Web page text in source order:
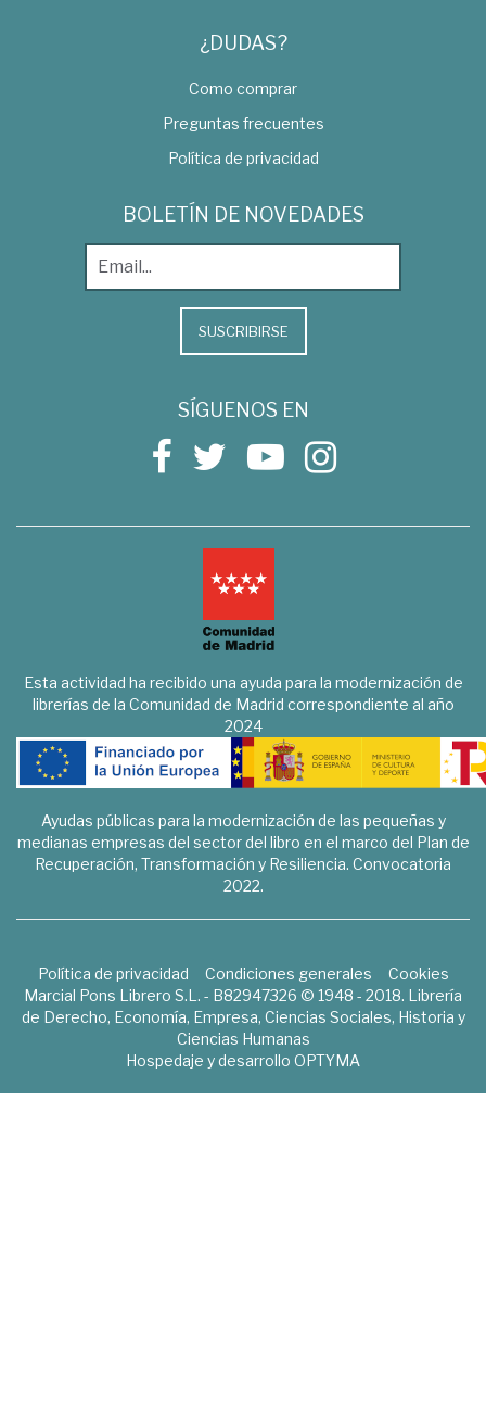
¿DUDAS?
Como comprar
Preguntas frecuentes
Política de privacidad
BOLETÍN DE NOVEDADES
SUSCRIBIRSE
SÍGUENOS EN
Esta actividad ha recibido una ayuda para la modernización de
librerías de la Comunidad de Madrid correspondiente al año
2024
Ayudas públicas para la modernización de las pequeñas y
medianas empresas del sector del libro en el marco del Plan de
Recuperación, Transformación y Resiliencia. Convocatoria
2022.
Política de privacidad Condiciones generales
Cookies
Marcial Pons Librero S.L. - B82947326 © 1948 - 2018. Librería
de Derecho, Economía, Empresa, Ciencias Sociales, Historia y
Ciencias Humanas
Hospedaje y desarrollo OPTYMA